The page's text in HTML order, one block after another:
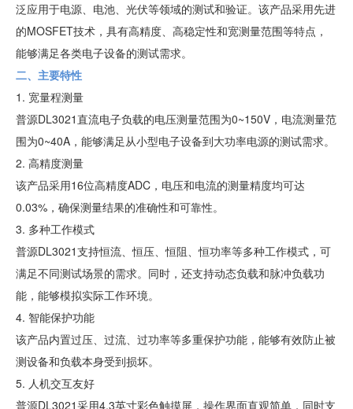
泛应用于电源、电池、光伏等领域的测试和验证。该产品采用先进
的MOSFET技术，具有高精度、高稳定性和宽测量范围等特点，
能够满足各类电子设备的测试需求。
二、主要特性
1. 宽量程测量
普源DL3021直流电子负载的电压测量范围为0~150V，电流测量范
围为0~40A，能够满足从小型电子设备到大功率电源的测试需求。
2. 高精度测量
该产品采用16位高精度ADC，电压和电流的测量精度均可达
0.03%，确保测量结果的准确性和可靠性。
3. 多种工作模式
普源DL3021支持恒流、恒压、恒阻、恒功率等多种工作模式，可
满足不同测试场景的需求。同时，还支持动态负载和脉冲负载功
能，能够模拟实际工作环境。
4. 智能保护功能
该产品内置过压、过流、过功率等多重保护功能，能够有效防止被
测设备和负载本身受到损坏。
5. 人机交互友好
普源DL3021采用4.3英寸彩色触摸屏，操作界面直观简单，同时支